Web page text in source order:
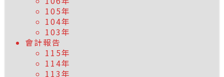
105年
104年
103年
會計報告
115年
114年
113年